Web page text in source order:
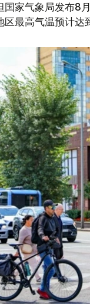
国家气象局发布8
最高气温预计达